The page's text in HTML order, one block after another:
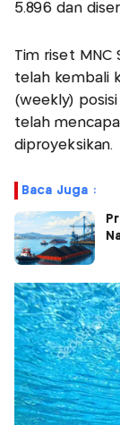
5.896 dan
Tim riset MNC
telah kembali
(weekly)
telah
diproyeksikan.
Baca Juga :